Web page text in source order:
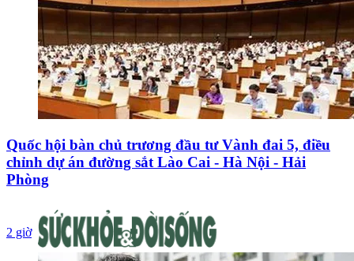
Quốc hội bàn chủ trương đầu tư Vành đai 5, điều
chỉnh dự án đường sắt Lào Cai - Hà Nội - Hải
Phòng
2 giờ